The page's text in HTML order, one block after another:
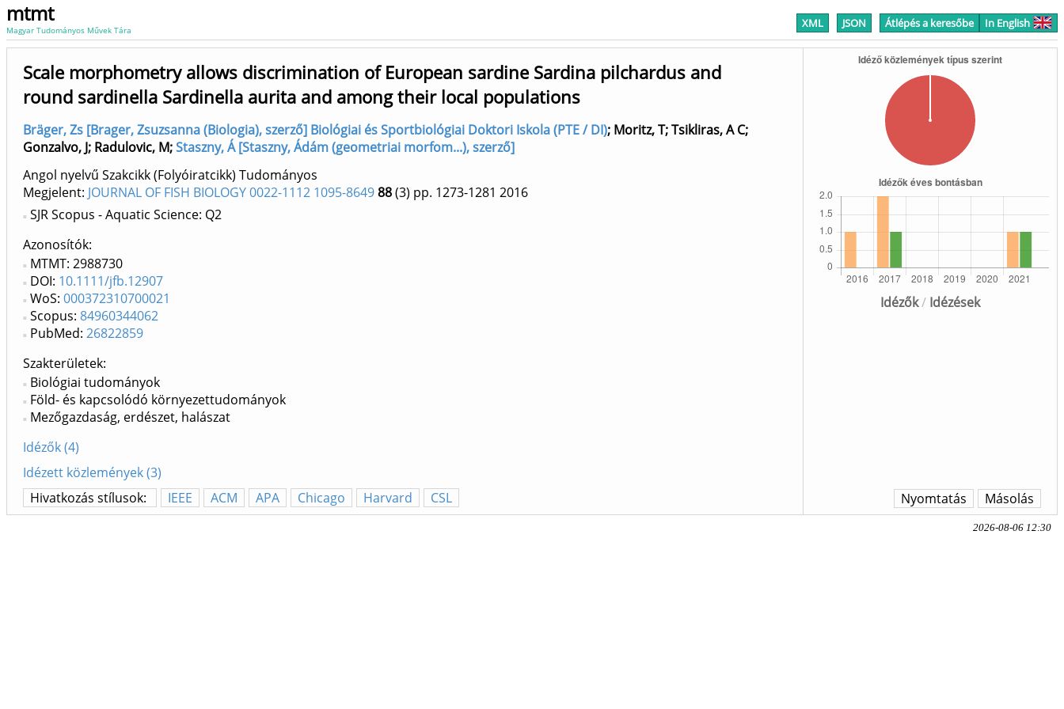
mtmt
Magyar Tudományos Művek Tára XML JSON Átlépés a keresőbe In English
Idézők/ Idézések
Scale morphometry allows discrimination of European sardine Sardina pilchardus and
round sardinella Sardinella aurita and among their local populations
Bräger, Zs [Brager, Zsuzsanna (Biologia), szerző] Biológiai és Sportbiológiai Doktori Iskola (PTE / DI); Moritz, T;Tsikliras, A C;
Gonzalvo, J; Radulovic, M;Staszny, Á [Staszny, Ádám (geometriai morfom...), szerző]
Angol nyelvű Szakcikk (Folyóiratcikk) Tudományos
Megjelent: JOURNAL OF FISH BIOLOGY 0022-1112 1095-864988(3) pp. 1273-1281 2016
SJR Scopus - Aquatic Science: Q2
Azonosítók
MTMT: 2988730
DOI: 10.1111/jfb.12907
WoS: 000372310700021
Scopus: 84960344062
PubMed: 26822859
Szakterületek:
Biológiai tudományok
Föld- és kapcsolódó környezettudományok
Mezőgazdaság, erdészet, halászat
Idézők (4)
Idézett közlemények (3)
Hivatkozás stílusok:
IEEE ACM APA Chicago Harvard CSL Másolás
Nyomtatás
2026-08-06 12:30